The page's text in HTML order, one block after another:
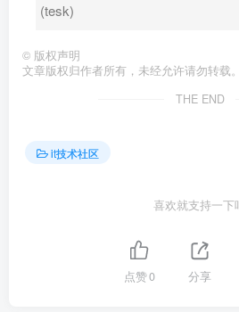
(tesk)
© 版权声明
文章版权归作者所有，未经允许请勿转载。
THE END
it技术社区
喜欢就支持一下
点赞0 分享